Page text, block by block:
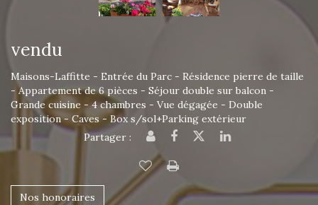
vendu
Maisons-Laffitte - Entrée du Parc - Résidence pierre de taille
- Appartement de 6 pièces - Séjour double sur balcon -
Grande cuisine - 4 chambres - Vue dégagée - Double
exposition - Caves - Box s/sol+Parking extérieur
Partager :
Nos honoraires